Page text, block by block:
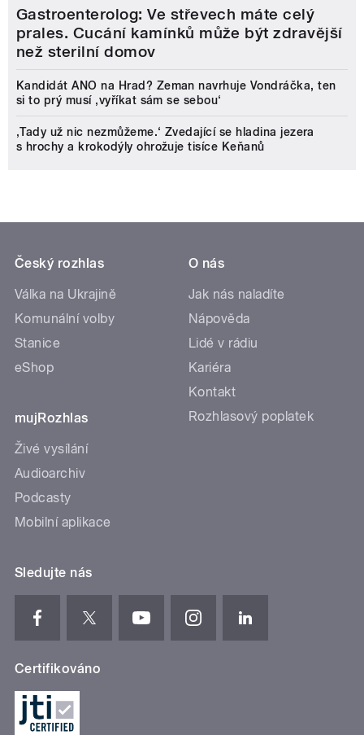
Gastroenterolog: Ve střevech máte celý
prales. Cucání kamínků může být zdravější
než sterilní domov
Kandidát ANO na Hrad? Zeman navrhuje Vondráčka, ten
si to prý musí ‚vyříkat sám se sebou‘
‚Tady už nic nezmůžeme.‘ Zvedající se hladina jezera
s hrochy a krokodýly ohrožuje tisíce Keňanů
Český rozhlas
Válka na Ukrajině
Komunální volby
Stanice
eShop
mujRozhlas
Živé vysílání
Audioarchiv
Podcasty
Mobilní aplikace
O nás
Jak nás naladíte
Nápověda
Lidé v rádiu
Kariéra
Kontakt
Rozhlasový poplatek
Sledujte nás
Certifikováno